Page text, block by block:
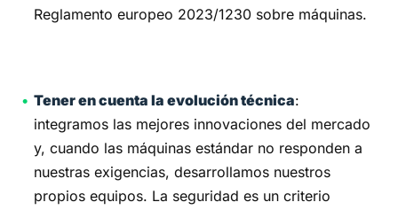
Reglamento europeo 2023/1230 sobre máquinas.
Tener en cuenta la evolución técnica:
integramos las mejores innovaciones del mercado
y, cuando las máquinas estándar no responden a
nuestras exigencias, desarrollamos nuestros
propios equipos. La seguridad es un criterio